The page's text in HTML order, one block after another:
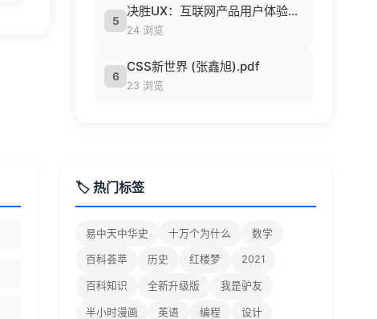
5
决胜UX：互联网产品用户体验策略 ([美] Jaime Levy [[美] Jaime Levy]).epub
24 浏览
6
CSS新世界 (张鑫旭).pdf
23 浏览
🏷️ 热门标签
易中天中华史 十万个为什么 数学
百科荟萃 历史 红楼梦 2021
百科知识 全新升级版 我是驴友
半小时漫画 英语 编程 设计